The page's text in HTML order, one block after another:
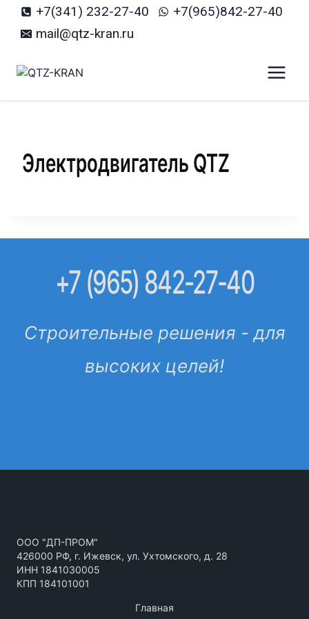
Перейти
содержанию
+7(341) 232-27-40
+7(965)842-27-40
mail@qtz-kran.ru
Электродвигатель QTZ
+7 (965) 842-27-40
Строительные решения - для
высоких целей!
ООО "ДП-ПРОМ"
426000 РФ, г. Ижевск, ул. Ухтомского, д. 28
ИНН 1841030005
КПП 184101001
Главная